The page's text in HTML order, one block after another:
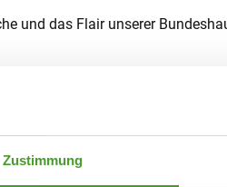
Zustimmung
und das Flair unserer
und interessanten Ansprache